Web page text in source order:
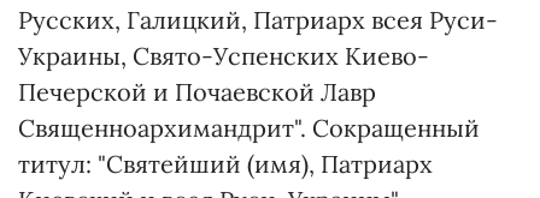
Русских, Галицкий, Патриарх всея Руси-
Украины, Свято-Успенских Киево-
Печерской и Почаевской Лавр
Священноархимандрит". Сокращенный
титул: "Святейший (имя), Патриарх